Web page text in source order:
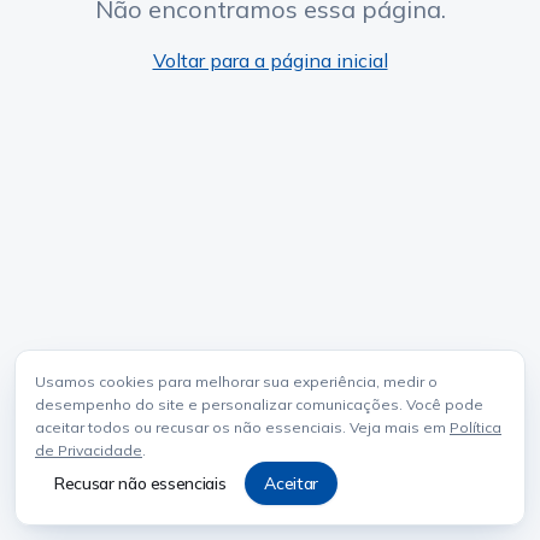
Usamos cookies para melhorar sua experiência, medir o
desempenho do site e personalizar comunicações. Você pode
aceitar todos ou recusar os não essenciais. Veja mais em Política
de Privacidade.
Recusar não essenciais Aceitar
Não encontramos essa página.
Voltar para a página inicial